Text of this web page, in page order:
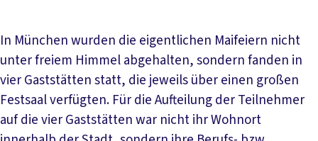
In München wurden die eigentlichen Maifeiern nicht
unter freiem Himmel abgehalten, sondern fanden in
vier Gaststätten statt, die jeweils über einen großen
Festsaal verfügten. Für die Aufteilung der Teilnehmer
auf die vier Gaststätten war nicht ihr Wohnort